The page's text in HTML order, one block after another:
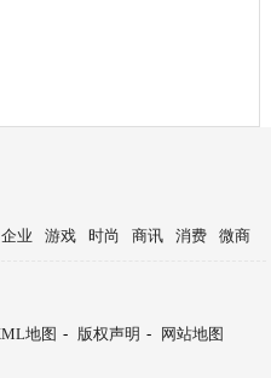
企业 游戏 时尚 商讯 消费 微商
地图 - 版权声明 -
网站地图